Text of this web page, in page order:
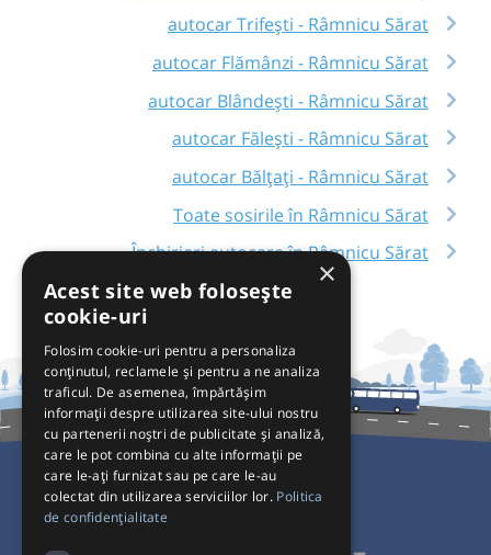
autocar Trifești - Râmnicu Sărat
autocar Flămânzi - Râmnicu Sărat
autocar Blândești - Râmnicu Sărat
autocar Fălești - Râmnicu Sărat
autocar Bălțați - Râmnicu Sărat
Toate sosirile în Râmnicu Sărat
Închirieri autocare în Râmnicu Sărat
Pentru Călători
×
Acest site web folosește
cookie-uri
Folosim cookie-uri pentru a personaliza
conținutul, reclamele și pentru a ne analiza
traficul. De asemenea, împărtășim
informații despre utilizarea site-ului nostru
cu partenerii noștri de publicitate și analiză,
care le pot combina cu alte informații pe
care le-ați furnizat sau pe care le-au
colectat din utilizarea serviciilor lor. Politica
de confidențialitate